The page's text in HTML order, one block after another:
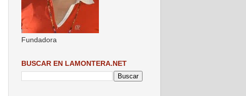
Fundadora
BUSCAR EN LAMONTERA.NET